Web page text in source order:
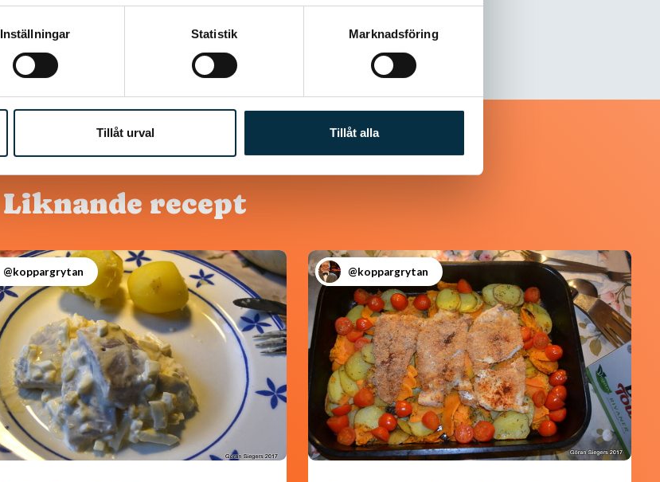
Inställningar Statistik Marknadsföring
Tillåt urval Tillåt alla
Liknande recept
@koppargrytan @koppargrytan